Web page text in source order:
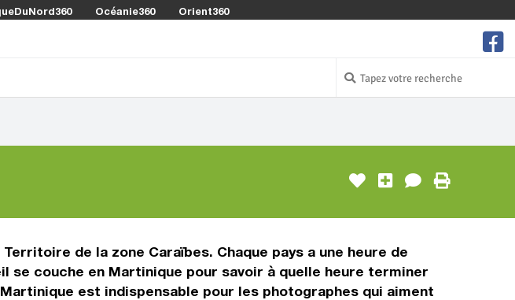
Océanie360 Orient360
de la zone Caraïbes. Chaque pays a une heure de
se couche en Martinique pour savoir à quelle heure terminer
est indispensable pour les photographes qui aiment